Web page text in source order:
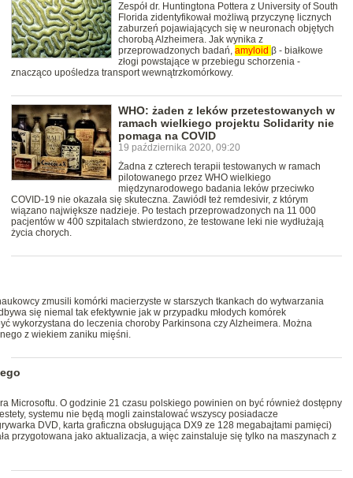
Zespół dr. Huntingtona Pottera z University of South
Florida zidentyfikował możliwą przyczynę licznych
zaburzeń pojawiających się w neuronach objętych
chorobą Alzheimera. Jak wynika z
przeprowadzonych badań, amyloid β - białkowe
złogi powstające w przebiegu schorzenia -
znacząco upośledza transport wewnątrzkomórkowy.
WHO: żaden z leków przetestowanych w
ramach wielkiego projektu Solidarity nie
pomaga na COVID
19 października 2020, 09:20
Żadna z czterech terapii testowanych w ramach
pilotowanego przez WHO wielkiego
międzynarodowego badania leków przeciwko
COVID-19 nie okazała się skuteczna. Zawiódł też remdesivir, z którym
wiązano największe nadzieje. Po testach przeprowadzonych na 11 000
pacjentów w 400 szpitalach stwierdzono, że testowane leki nie wydłużają
życia chorych.
zmusili komórki macierzyste w starszych tkankach do wytwarzania
się niemal tak efektywnie jak w przypadku młodych komórek
wykorzystana do leczenia choroby Parkinsona czy Alzheimera. Można
z wiekiem zaniku mięśni.
Microsoftu. O godzinie 21 czasu polskiego powinien on być również dostępny
systemu nie będą mogli zainstalować wszyscy posiadacze
DVD, karta graficzna obsługująca DX9 ze 128 megabajtami pamięci)
przygotowana jako aktualizacja, a więc zainstaluje się tylko na maszynach z